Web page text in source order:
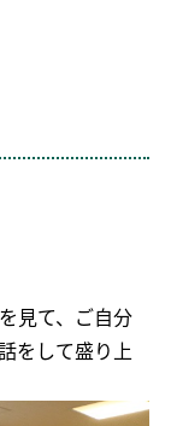
見て、ご自分
をして盛り上